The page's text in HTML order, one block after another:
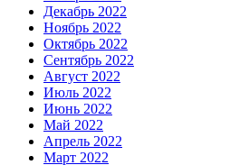
Декабрь 2022
Ноябрь 2022
Октябрь 2022
Сентябрь 2022
Август 2022
Июль 2022
Июнь 2022
Май 2022
Апрель 2022
Март 2022